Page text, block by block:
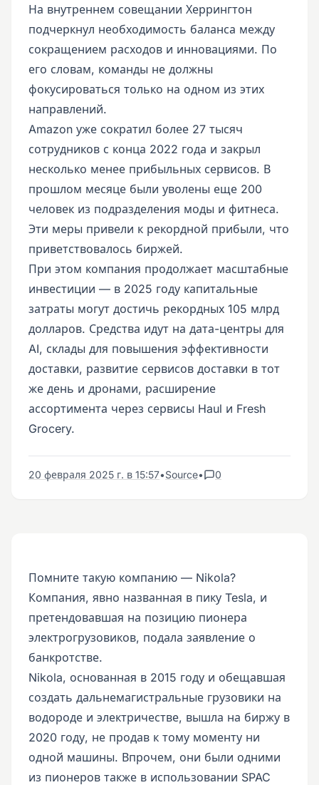
На внутреннем совещании Херрингтон
подчеркнул необходимость баланса между
сокращением расходов и инновациями. По
его словам, команды не должны
фокусироваться только на одном из этих
направлений.
Amazon уже сократил более 27 тысяч
сотрудников с конца 2022 года и закрыл
несколько менее прибыльных сервисов. В
прошлом месяце были уволены еще 200
человек из подразделения моды и фитнеса.
Эти меры привели к рекордной прибыли, что
приветствовалось биржей.
При этом компания продолжает масштабные
инвестиции — в 2025 году капитальные
затраты могут достичь рекордных 105 млрд
долларов. Средства идут на дата-центры для
AI, склады для повышения эффективности
доставки, развитие сервисов доставки в тот
же день и дронами, расширение
ассортимента через сервисы Haul и Fresh
Grocery.
20 февраля 2025 г. в 15:57•Source• 0
Помните такую компанию — Nikola?
Компания, явно названная в пику Tesla, и
претендовавшая на позицию пионера
электрогрузовиков, подала заявление о
банкротстве.
Nikola, основанная в 2015 году и обещавшая
создать дальнемагистральные грузовики на
водороде и электричестве, вышла на биржу в
2020 году, не продав к тому моменту ни
одной машины. Впрочем, они были одними
из пионеров также в использовании SPAC